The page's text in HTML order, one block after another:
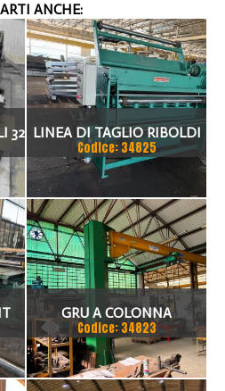
ANCHE:
32
LINEA DI TAGLIO RIBOLDI
1500 X 2MM
Codice: 34825
GRU A COLONNA
PUPPINATO 1 TON
Codice: 34823